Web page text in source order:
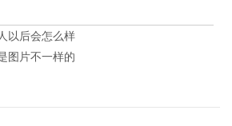
以后会怎么样
图片不一样的